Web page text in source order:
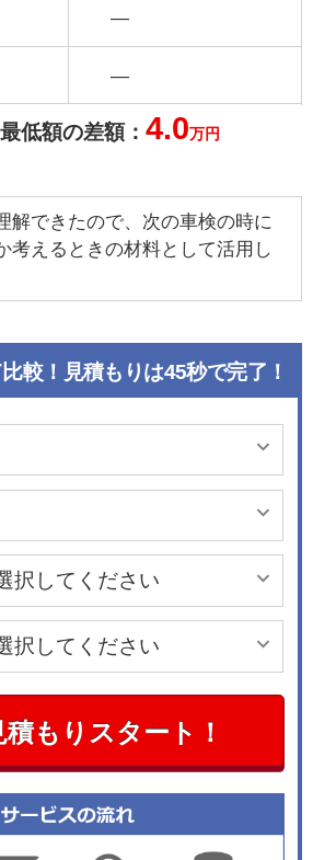
―
―
低額の差額： 4.0万円
解できたので、次の車検の時に
考えるときの材料として活用し
較！見積もりは45秒で完了！
積もりスタート！